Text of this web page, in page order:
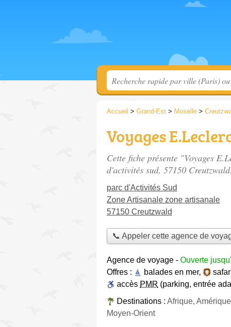
Accueil > Grand-Est > Moselle >
Voyages
Cette fiche présente "Voyages
d'activités sud, 57150 Creutzwald.
parc d'Activités Sud
Zone Artisanale zone artisanale
57150 Creutzwald
📞 Appeler cette agence de
Agence de voyage - Ouverte
Offres :
balades en mer,
accès PMR (parking, entrée
Destinations : Afrique,
Moyen-Orient